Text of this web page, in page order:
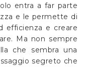
entra a far parte
e le permette di
efficienza e creare
Ma non sempre
che sembra una
segreto che